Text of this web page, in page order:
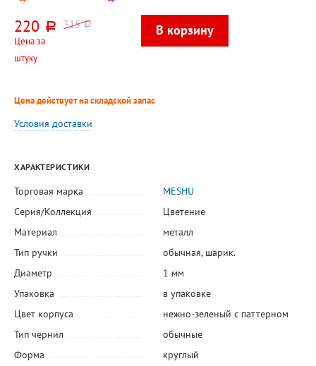
220 руб. 315 руб.
Цена за
штуку
Цена действует на складской запас
Условия доставки
ХАРАКТЕРИСТИКИ
Торговая марка
MESHU
Серия/Коллекция
Цветение
Материал
металл
Тип ручки
обычная, шарик.
Диаметр
1 мм
Упаковка
в упаковке
Цвет корпуса
нежно-зеленый с паттерном
Тип чернил
обычные
Форма
круглый